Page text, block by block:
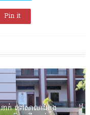
Pin it
នាក់ ទៅសាលាដំបូង